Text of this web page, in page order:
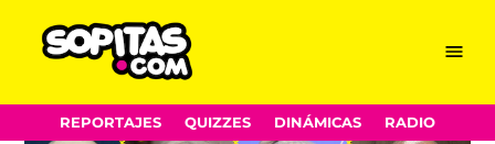
content
Menu
REPORTAJES QUIZZES DINÁMICAS RADIO
Chuck D